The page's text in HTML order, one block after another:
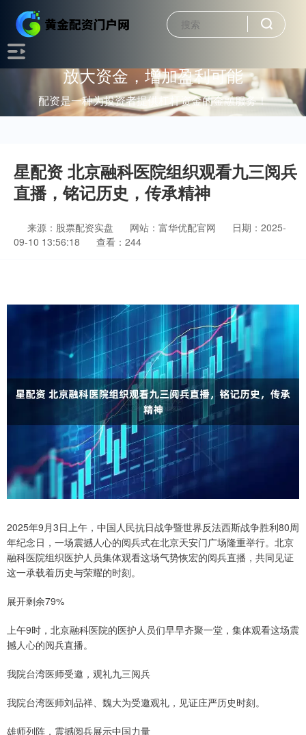
放大资金，增加盈利可能
配资是一种为投资者提供杠杆资金的金融服务！
星配资 北京融科医院组织观看九三阅兵
直播，铭记历史，传承精神
来源：股票配资实盘 网站：富华优配官网
日期：2025-
09-10 13:56:18
查看：244
2025年9月3日上午，中国人民抗日战争暨世界反法西斯战争胜利80周
年纪念日，一场震撼人心的阅兵式在北京天安门广场隆重举行。北京
融科医院组织医护人员集体观看这场气势恢宏的阅兵直播，共同见证
这一承载着历史与荣耀的时刻。
展开剩余79%
上午9时，北京融科医院的医护人员们早早齐聚一堂，集体观看这场震
撼人心的阅兵直播。
我院台湾医师受邀，观礼九三阅兵
我院台湾医师刘品祥、魏大为受邀观礼，见证庄严历史时刻。
雄师列阵，震撼阅兵展示中国力量